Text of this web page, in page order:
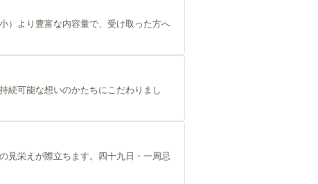
）より豊富な内容量で、受け取った方へ
続可能な想いのかたちにこだわりまし
見栄えが際立ちます。四十九日・一周忌